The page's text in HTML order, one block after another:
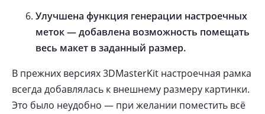
Улучшена функция генерации настроечных
меток — добавлена возможность помещать
весь макет в заданный размер.
В прежних версиях 3DMasterKit настроечная рамка
всегда добавлялась к внешнему размеру картинки.
Это было неудобно — при желании поместить всё